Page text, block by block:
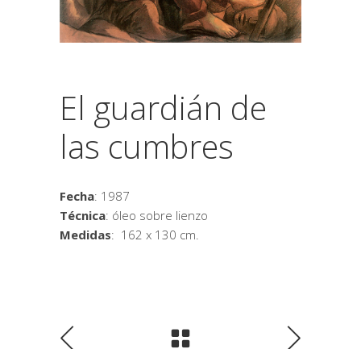
El guardián de
las cumbres
Fecha: 1987
Técnica: óleo sobre lienzo
Medidas: 162 x 130 cm.